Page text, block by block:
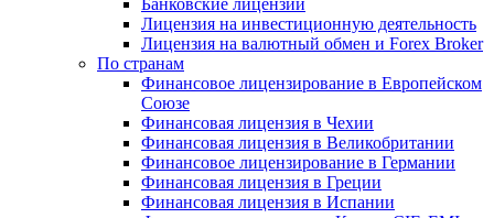
Банковские лицензии
Лицензия на инвестиционную деятельность
Лицензия на валютный обмен и Forex Broker
По странам
Финансовое лицензирование в Европейском
Союзе
Финансовая лицензия в Чехии
Финансовая лицензия в Великобритании
Финансовое лицензирование в Германии
Финансовая лицензия в Греции
Финансовая лицензия в Испании